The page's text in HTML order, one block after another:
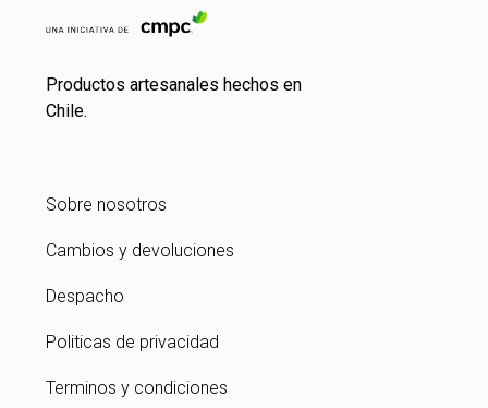
Productos artesanales hechos en
Chile.
Sobre nosotros
Cambios y devoluciones
Despacho
Politicas de privacidad
Terminos y condiciones